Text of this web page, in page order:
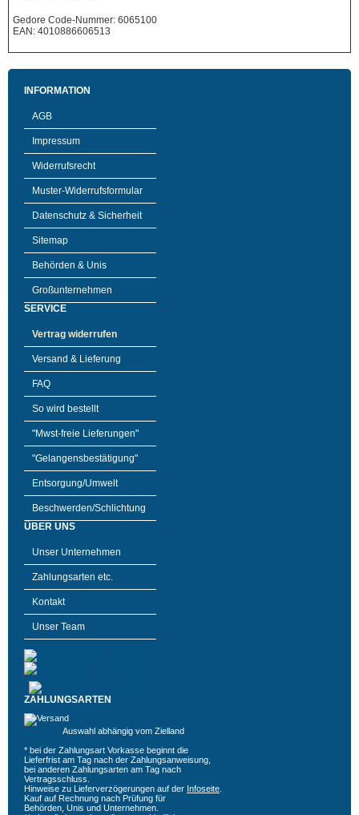
Gedore Code-Nummer: 6065100
EAN: 4010886606513
INFORMATION
AGB
Impressum
Widerrufsrecht
Muster-Widerrufsformular
Datenschutz & Sicherheit
Sitemap
Behörden & Unis
Großunternehmen
SERVICE
Vertrag widerrufen
Versand & Lieferung
FAQ
So wird bestellt
"Mwst-freie Lieferungen"
"Gelangensbestätigung"
Entsorgung/Umwelt
Beschwerden/Schlichtung
ÜBER UNS
Unser Unternehmen
Zahlungsarten etc.
Kontakt
Unser Team
ZAHLUNGSARTEN
Auswahl abhängig vom Zielland
* bei der Zahlungsart Vorkasse beginnt die
Lieferfrist am Tag nach der Zahlungsanweisung,
bei anderen Zahlungsarten am Tag nach
Vertragsschluss.
Hinweise zu Lieferverzögerungen auf der Infoseite
Kauf auf Rechnung nach Prüfung für
Behörden, Unis und Unternehmen.